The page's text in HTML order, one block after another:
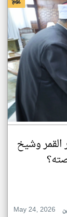
القمر وشيخ
May 24, 2026